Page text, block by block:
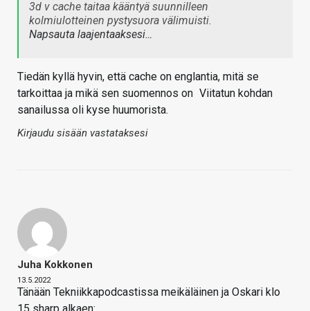
3d v cache taitaa kääntyä suunnilleen
kolmiulotteinen pystysuora välimuisti.
Napsauta laajentaaksesi…
Tiedän kyllä hyvin, että cache on englantia, mitä se
tarkoittaa ja mikä sen suomennos on Viitatun kohdan
sanailussa oli kyse huumorista.
Kirjaudu sisään vastataksesi
Juha Kokkonen
13.5.2022
Tänään Tekniikkapodcastissa meikäläinen ja Oskari klo